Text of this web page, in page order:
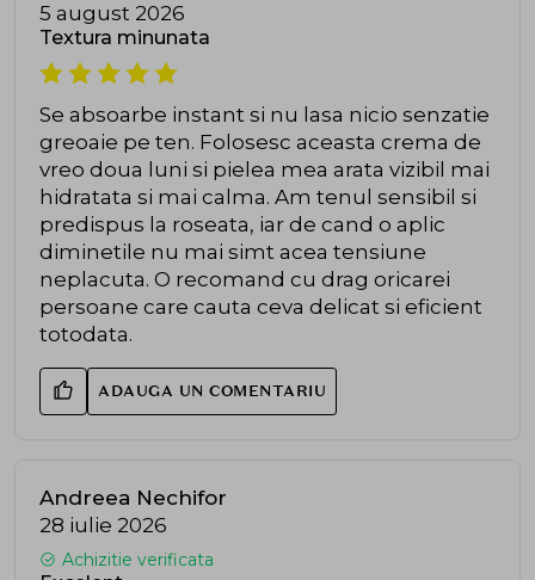
5 august 2026
Textura minunata
Se absoarbe instant si nu lasa nicio senzatie
greoaie pe ten. Folosesc aceasta crema de
vreo doua luni si pielea mea arata vizibil mai
hidratata si mai calma. Am tenul sensibil si
predispus la roseata, iar de cand o aplic
diminetile nu mai simt acea tensiune
neplacuta. O recomand cu drag oricarei
persoane care cauta ceva delicat si eficient
totodata.
ADAUGA UN COMENTARIU
Andreea Nechifor
28 iulie 2026
Achizitie verificata